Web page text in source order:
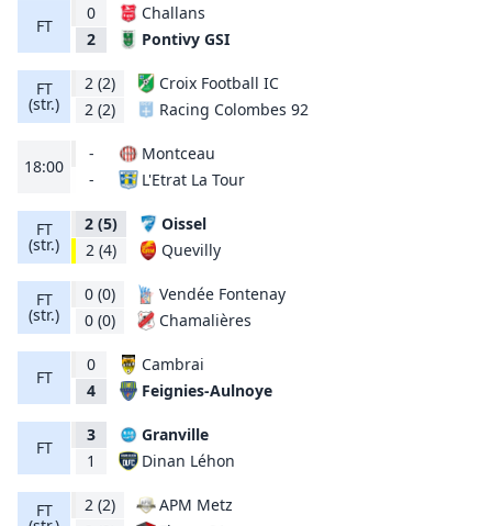
FT
0
2
Challans
Pontivy GSI
FT
(str.)
2 (2)
2 (2)
Croix Football IC
Racing Colombes 92
18:00
-
-
Montceau
L'Etrat La Tour
FT
(str.)
2 (5)
2 (4)
Oissel
Quevilly
FT
(str.)
0 (0)
0 (0)
Vendée Fontenay
Chamalières
FT
0
4
Cambrai
Feignies-Aulnoye
FT
3
1
Granville
Dinan Léhon
FT 2 (2)
APM Metz